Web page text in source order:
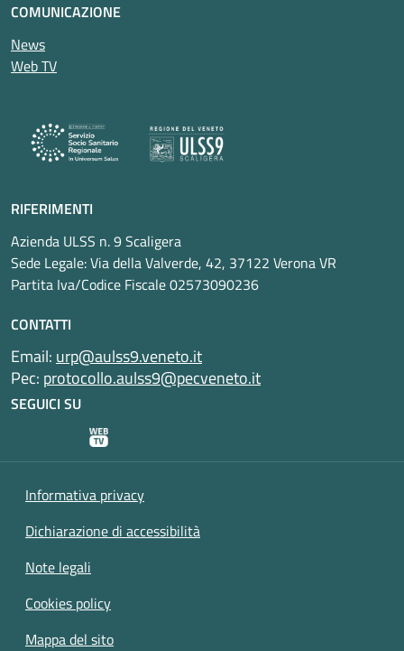
COMUNICAZIONE
News
Web TV
RIFERIMENTI
Azienda ULSS n. 9 Scaligera
Sede Legale: Via della Valverde, 42, 37122 Verona VR
Partita Iva/Codice Fiscale 02573090236
CONTATTI
Email: urp@aulss9.veneto.it
Pec: protocollo.aulss9@pecveneto.it
SEGUICI SU
Informativa privacy
Dichiarazione di accessibilità
Note legali
Cookies policy
Mappa del sito